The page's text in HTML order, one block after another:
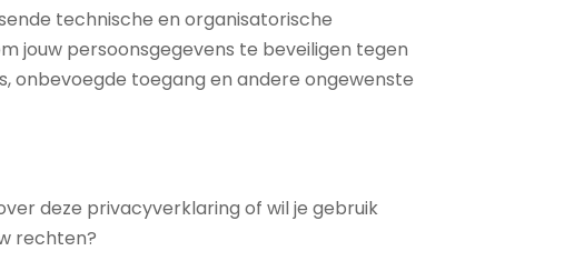
technische en organisatorische
jouw persoonsgegevens te beveiligen tegen
onbevoegde toegang en andere ongewenste
deze privacyverklaring of wil je gebruik
rechten?